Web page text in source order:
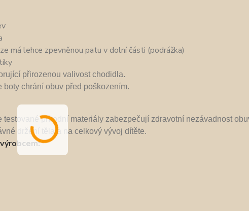
má lehce zpevněnou patu v dolní části (podrážka)
přirozenou valivost chodidla.
boty chrání obuv před poškozením.
testované přírodní materiály zabezpečují zdravotní nezávadnost
držení těla a na celkový vývoj dítěte.